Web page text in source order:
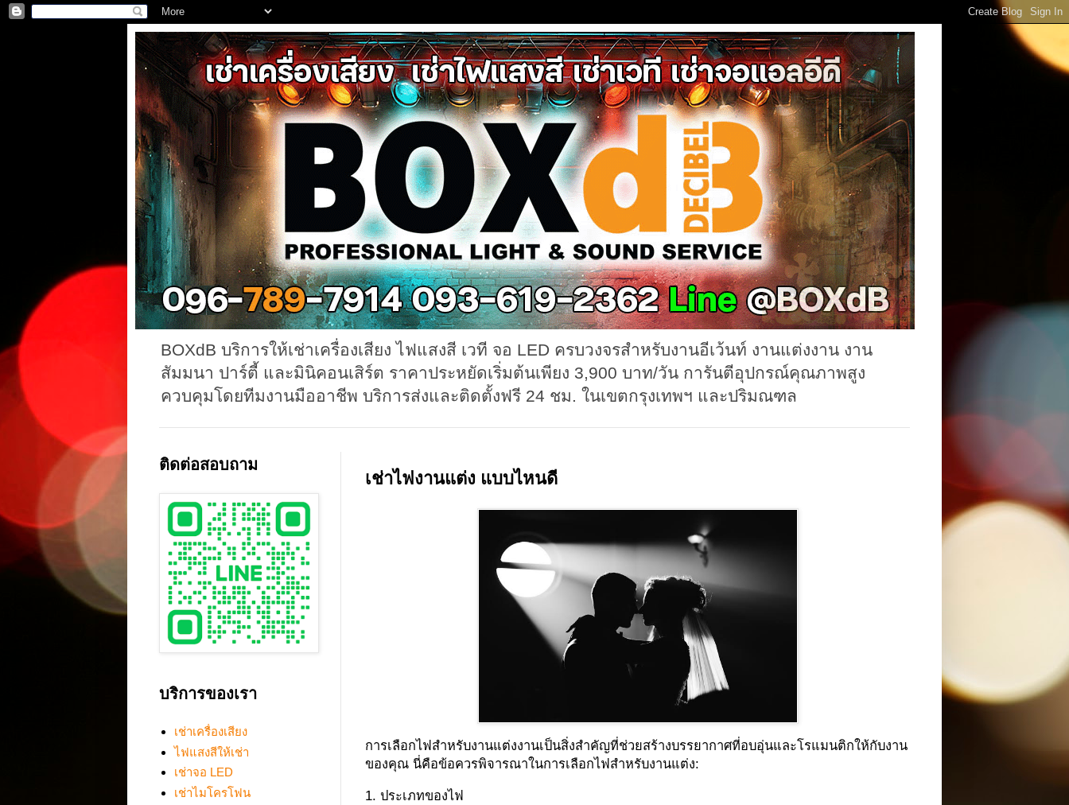
BOXdB บริการให้เช่าเครื่องเสียง ไฟแสงสี เวที จอ LED ครบวงจรสำหรับงานอีเว้นท์ งานแต่งงาน งาน
สัมมนา ปาร์ตี้ และมินิคอนเสิร์ต ราคาประหยัดเริ่มต้นเพียง 3,900 บาท/วัน การันตีอุปกรณ์คุณภาพสูง
ควบคุมโดยทีมงานมืออาชีพ บริการส่งและติดตั้งฟรี 24 ชม. ในเขตกรุงเทพฯ และปริมณฑล
เช่าไฟงานแต่ง แบบไหนดี
การเลือกไฟสำหรับงานแต่งงานเป็นสิ่งสำคัญที่ช่วยสร้างบรรยากาศที่อบอุ่นและโรแมนติกให้กับงาน
ของคุณ นี่คือข้อควรพิจารณาในการเลือกไฟสำหรับงานแต่ง:
1. ประเภทของไฟ
ติดต่อสอบถาม
บริการของเรา
เช่าเครื่องเสียง
ไฟแสงสีให้เช่า
เช่าจอ LED
เช่าไมโครโฟน